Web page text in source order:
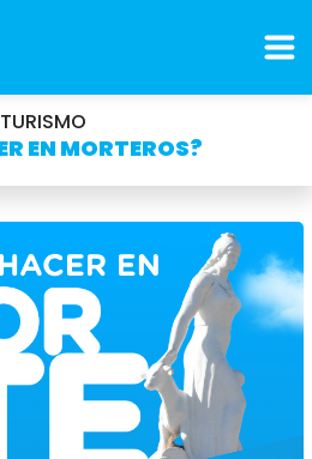
TURISMO
EN MORTEROS?